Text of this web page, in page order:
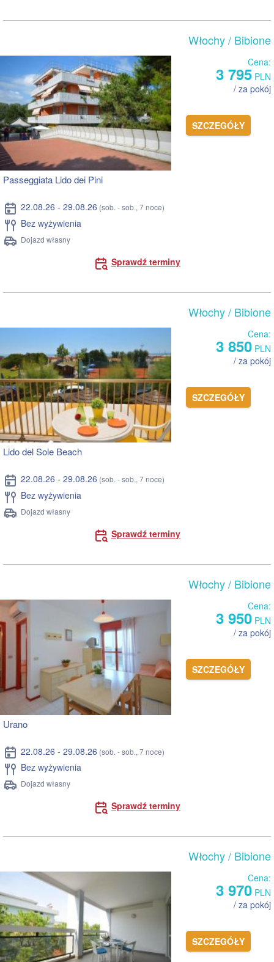
Włochy/ Bibione
Cena:
3 795 PLN
/ za pokój
SZCZEGÓŁY
Passeggiata Lido dei Pini
22.08.26 - 29.08.26 (sob. - sob., 7 noce)
Bez wyżywienia
Dojazd własny
Sprawdź terminy
Włochy/ Bibione
Cena:
3 850 PLN
/ za pokój
SZCZEGÓŁY
Lido del Sole Beach
22.08.26 - 29.08.26 (sob. - sob., 7 noce)
Bez wyżywienia
Dojazd własny
Sprawdź terminy
Włochy/ Bibione
Cena:
3 950 PLN
/ za pokój
SZCZEGÓŁY
Urano
22.08.26 - 29.08.26 (sob. - sob., 7 noce)
Bez wyżywienia
Dojazd własny
Sprawdź terminy
Włochy/ Bibione
Cena:
3 970 PLN
/ za pokój
SZCZEGÓŁY